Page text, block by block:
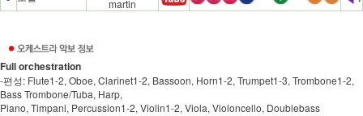
martin
Full orchestration
-편성: Flute1-2, Oboe, Clarinet1-2, Bassoon, Horn1-2, Trumpet1-3, Trombone1-2,
Bass Trombone/Tuba, Harp,
Piano, Timpani, Percussion1-2, Violin1-2, Viola, Violoncello, Doublebass